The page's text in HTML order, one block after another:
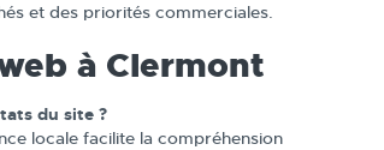
et des priorités commerciales.
à Clermont
du site ?
locale facilite la compréhension